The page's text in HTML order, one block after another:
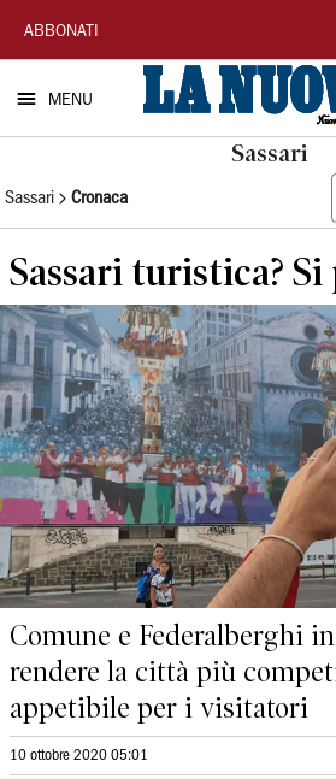
La
Nuova
Sardegna
ABBONATI
MENU
Sassari
Sassari Cronaca
Sassari turistica? Si
Comune e Federalberghi
rendere la città più
appetibile per i visitatori
10 ottobre 2020 05:01